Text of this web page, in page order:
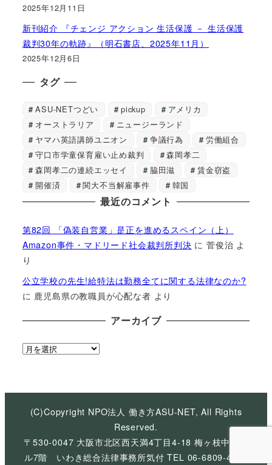
2025年12月11日
新刊紹介 『チェンジ アクション 生活保護 － 生活保護
裁判30年の軌跡』（明石書店、2025年11月）
2025年12月6日
タグ
ASU-NETつどい pickup
アメリカ
オーストラリア
ニュージーランド
ヤマハ英語講師ユニオン
争議行為
労働組合
守口市学童保育雇い止め裁判
森岡孝二
森岡孝二の連続エッセイ
脇田滋
賃金窃盗
開催済
関大不当解雇事件 韓国
最近のコメント
第82回 「偽装自営業」是正を進めるスペイン（上）
Amazon事件・マドリード社会裁判所判決 に菅俊治 よ
り
公立学校の先生!給特法は勤務全てに関する法律なのか?
に 鹿児島県の教職員が心配な者 より
アーカイブ
ア
イ
(C)Copyright NPO法人 働き方ASU-NET, All Rights
Reserved.
〒530-0047 大阪市北区西天満4丁目4-18 梅ヶ枝中央ビ
ル7階 いわき総合法律事務所気付 TEL 06-6809-4926